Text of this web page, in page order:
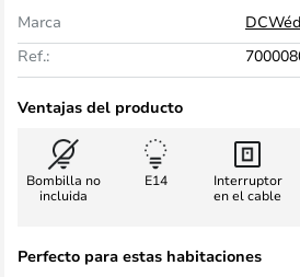
Marca
Ref.:
Ventajas del producto
Bombilla no
incluida
E14
Interruptor
en el cable
Perfecto para estas habitaciones